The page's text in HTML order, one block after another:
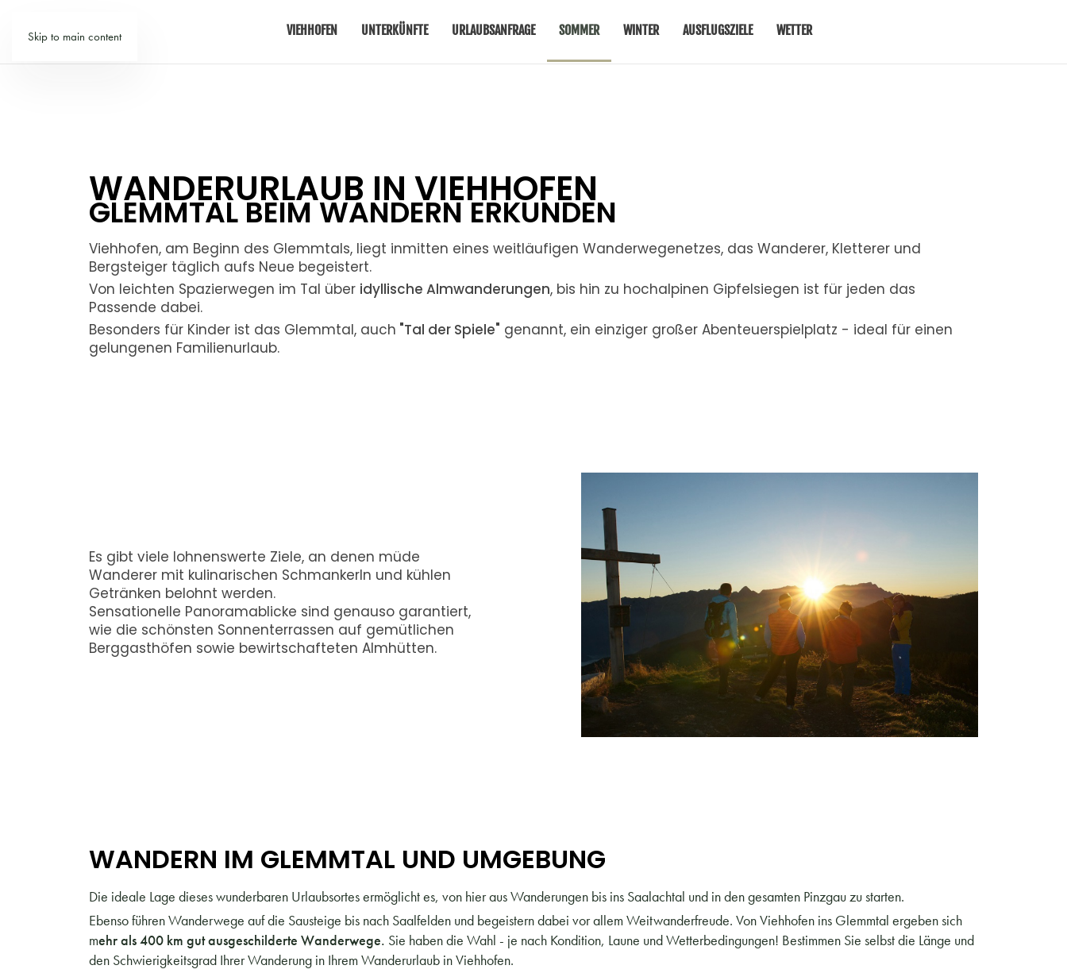
Skip to main content VIEHHOFEN UNTERKÜNFTE URLAUBSANFRAGE SOMMER WINTER AUSFLUGSZIELE WETTER
WANDERURLAUB IN VIEHHOFEN
GLEMMTAL BEIM WANDERN ERKUNDEN
Viehhofen, am Beginn des Glemmtals, liegt inmitten eines weitläufigen Wanderwegenetzes, das Wanderer, Kletterer und
Bergsteiger täglich aufs Neue begeistert.
Von leichten Spazierwegen im Tal über idyllische Almwanderungen, bis hin zu hochalpinen Gipfelsiegen ist für jeden das
Passende dabei.
Besonders für Kinder ist das Glemmtal, auch "Tal der Spiele" genannt, ein einziger großer Abenteuerspielplatz - ideal für einen
gelungenen Familienurlaub.
Es gibt viele lohnenswerte Ziele, an denen müde
Wanderer mit kulinarischen Schmankerln und kühlen
Getränken belohnt werden.
Sensationelle Panoramablicke sind genauso garantiert,
wie die schönsten Sonnenterrassen auf gemütlichen
Berggasthöfen sowie bewirtschafteten Almhütten.
WANDERN IM GLEMMTAL UND UMGEBUNG
Die ideale Lage dieses wunderbaren Urlaubsortes ermöglicht es, von hier aus Wanderungen bis ins Saalachtal und in den gesamten Pinzgau zu starten.
Ebenso führen Wanderwege auf die Sausteige bis nach Saalfelden und begeistern dabei vor allem Weitwanderfreude. Von Viehhofen ins Glemmtal ergeben sich
mehr als 400 km gut ausgeschilderte Wanderwege. Sie haben die Wahl - je nach Kondition, Laune und Wetterbedingungen! Bestimmen Sie selbst die Länge und
den Schwierigkeitsgrad Ihrer Wanderung in Ihrem Wanderurlaub in Viehhofen.